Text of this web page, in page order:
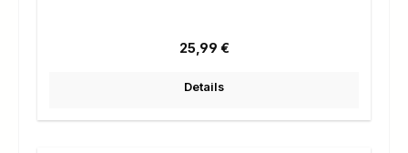
Regulärer Preis:
25,99 €
Details